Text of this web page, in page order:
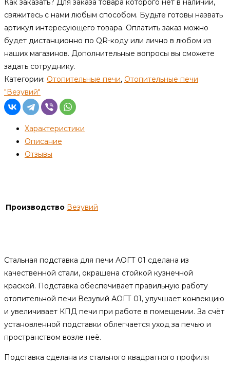
Как заказать? Для заказа товара которого нет в наличии,
свяжитесь с нами любым способом. Будьте готовы назвать
артикул интересующего товара. Оплатить заказ можно
будет дистанционно по QR-коду или лично в любом из
наших магазинов. Дополнительные вопросы вы сможете
задать сотруднику.
Категории: Отопительные печи, Отопительные печи
"Везувий"
Характеристики
Описание
Отзывы
Производство Везувий
Стальная подставка для печи АОГТ 01 сделана из
качественной стали, окрашена стойкой кузнечной
краской. Подставка обеспечивает правильную работу
отопительной печи Везувий АОГТ 01, улучшает конвекцию
и увеличивает КПД печи при работе в помещении. За счёт
установленной подставки облегчается уход за печью и
пространством возле неё.
Подставка сделана из стального квадратного профиля